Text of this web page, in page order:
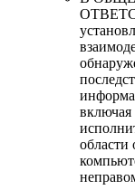
включая
области